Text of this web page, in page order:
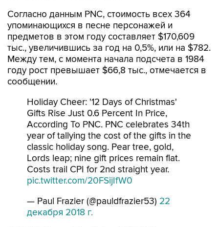
Согласно данным PNC, стоимость всех 364
упоминающихся в песне персонажей и
предметов в этом году составляет $170,609
тыс., увеличившись за год на 0,5%, или на $782.
Между тем, с момента начала подсчета в 1984
году рост превышает $66,8 тыс., отмечается в
сообщении.
Holiday Cheer: '12 Days of Christmas'
Gifts Rise Just 0.6 Percent In Price,
According To PNC. PNC celebrates 34th
year of tallying the cost of the gifts in the
classic holiday song. Pear tree, gold,
Lords leap; nine gift prices remain flat.
Costs trail CPI for 2nd straight year.
pic.twitter.com/20FSijIfW0
— Paul Frazier (@pauldfrazier53) 22
декабря 2018 г.